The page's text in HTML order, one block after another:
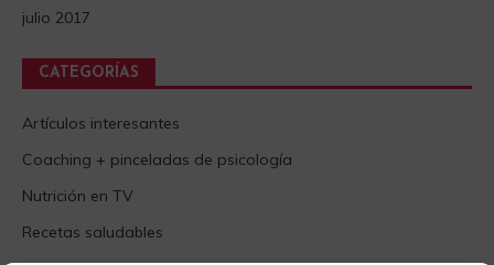
julio 2017
CATEGORÍAS
Artículos interesantes
Coaching + pinceladas de psicología
Nutrición en TV
Recetas saludables